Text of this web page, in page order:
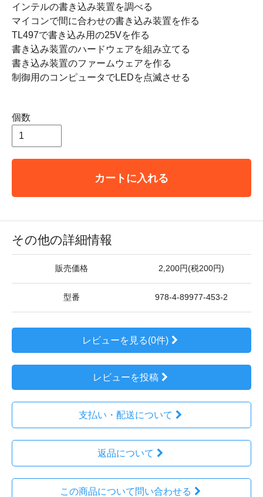
インテルの書き込み装置を調べる
マイコンで間に合わせの書き込み装置を作る
TL497で書き込み用の25Vを作る
書き込み装置のハードウェアを組み立てる
書き込み装置のファームウェアを作る
制御用のコンピュータでLEDを点滅させる
個数
カートに入れる
その他の詳細情報
販売価格 2,200円(税200円)
型番 978-4-89977-453-2
レビューを見る(0件)
レビューを投稿
支払い・配送について
返品について
この商品について問い合わせる